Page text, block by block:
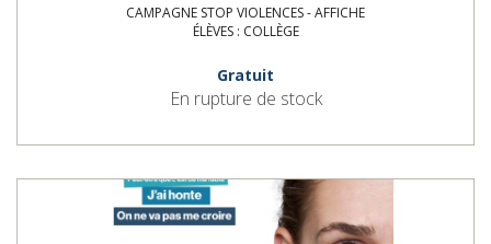
CAMPAGNE STOP VIOLENCES - AFFICHE
ÉLÈVES : COLLÈGE
Gratuit
En rupture de stock